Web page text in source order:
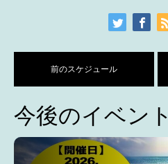
前のスケジュール
今後のイベント